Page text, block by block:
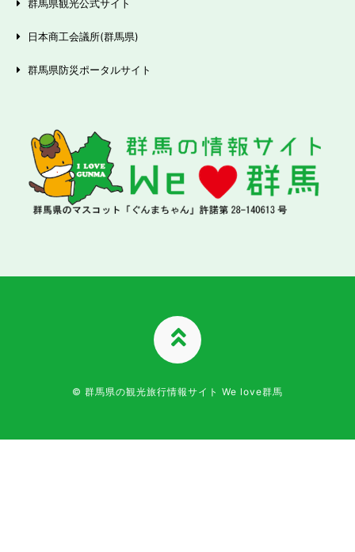
群馬県観光公式サイト
日本商工会議所(群馬県)
群馬県防災ポータルサイト
TOPへ
© 群馬県の観光旅行情報サイト We love群馬